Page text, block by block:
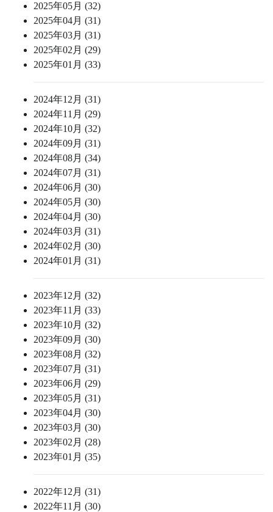
2025年05月 (32)
2025年04月 (31)
2025年03月 (31)
2025年02月 (29)
2025年01月 (33)
2024年12月 (31)
2024年11月 (29)
2024年10月 (32)
2024年09月 (31)
2024年08月 (34)
2024年07月 (31)
2024年06月 (30)
2024年05月 (30)
2024年04月 (30)
2024年03月 (31)
2024年02月 (30)
2024年01月 (31)
2023年12月 (32)
2023年11月 (33)
2023年10月 (32)
2023年09月 (30)
2023年08月 (32)
2023年07月 (31)
2023年06月 (29)
2023年05月 (31)
2023年04月 (30)
2023年03月 (30)
2023年02月 (28)
2023年01月 (35)
2022年12月 (31)
2022年11月 (30)